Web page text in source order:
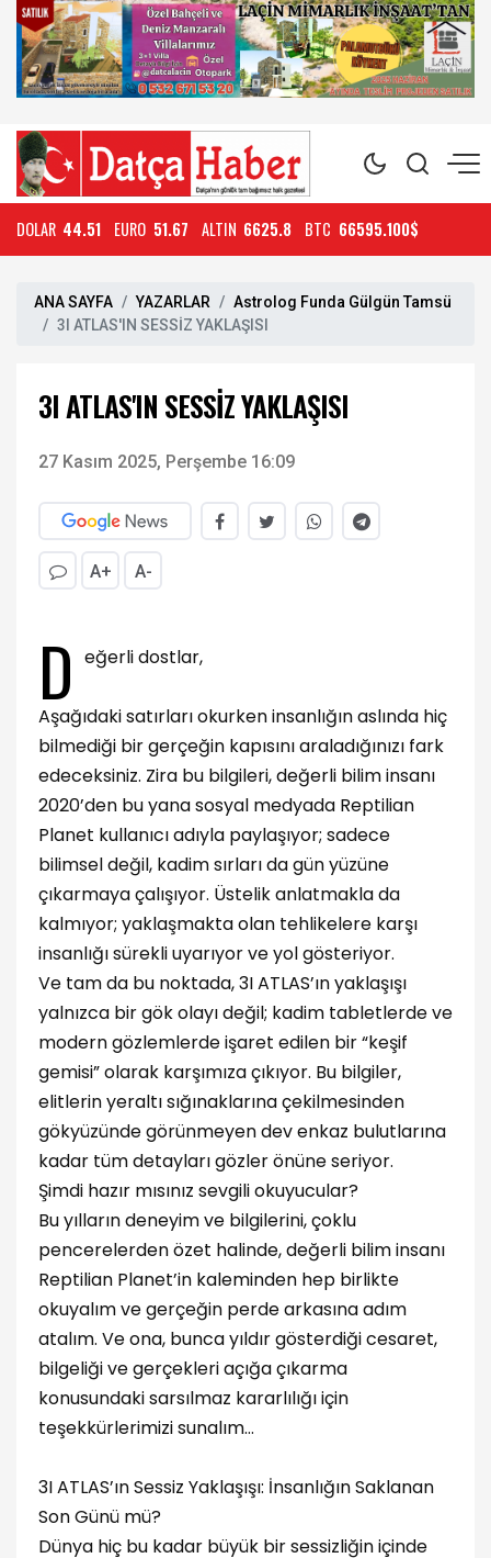
DOLAR 44.51 EURO 51.67 ALTIN 6625.8 BTC 66595.100$
ANA SAYFA YAZARLAR
Astrolog Funda Gülgün Tamsü
3I ATLAS'IN SESSİZ YAKLAŞISI
3I ATLAS'IN SESSİZ YAKLAŞISI
27 Kasım 2025, Perşembe 16:09
A+ A-
D eğerli dostlar,
Aşağıdaki satırları okurken insanlığın aslında hiç
bilmediği bir gerçeğin kapısını araladığınızı fark
edeceksiniz. Zira bu bilgileri, değerli bilim insanı
2020’den bu yana sosyal medyada Reptilian
Planet kullanıcı adıyla paylaşıyor; sadece
bilimsel değil, kadim sırları da gün yüzüne
çıkarmaya çalışıyor. Üstelik anlatmakla da
kalmıyor; yaklaşmakta olan tehlikelere karşı
insanlığı sürekli uyarıyor ve yol gösteriyor.
Ve tam da bu noktada, 3I ATLAS’ın yaklaşışı
yalnızca bir gök olayı değil; kadim tabletlerde ve
modern gözlemlerde işaret edilen bir “keşif
gemisi” olarak karşımıza çıkıyor. Bu bilgiler,
elitlerin yeraltı sığınaklarına çekilmesinden
gökyüzünde görünmeyen dev enkaz bulutlarına
kadar tüm detayları gözler önüne seriyor.
Şimdi hazır mısınız sevgili okuyucular?
Bu yılların deneyim ve bilgilerini, çoklu
pencerelerden özet halinde, değerli bilim insanı
Reptilian Planet’in kaleminden hep birlikte
okuyalım ve gerçeğin perde arkasına adım
atalım. Ve ona, bunca yıldır gösterdiği cesaret,
bilgeliği ve gerçekleri açığa çıkarma
konusundaki sarsılmaz kararlılığı için
teşekkürlerimizi sunalım…
3I ATLAS’ın Sessiz Yaklaşışı: İnsanlığın Saklanan
Son Günü mü?
Dünya hiç bu kadar büyük bir sessizliğin içinde